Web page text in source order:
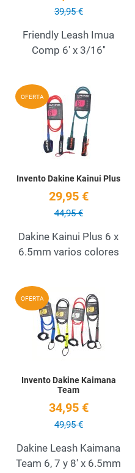
39,95 €
Friendly Leash Imua
Comp 6' x 3/16''
OFERTA
Invento Dakine Kainui Plus
29,95 €
44,95 €
Dakine Kainui Plus 6 x
6.5mm varios colores
OFERTA
Invento Dakine Kaimana
Team
34,95 €
49,95 €
Dakine Leash Kaimana
Team 6, 7 y 8' x 6.5mm